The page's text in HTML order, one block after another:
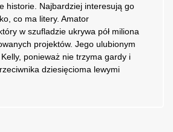
historie. Najbardziej interesują go
co ma litery. Amator
w szufladzie ukrywa pół miliona
projektów. Jego ulubionym
ponieważ nie trzyma gardy i
dziesięcioma lewymi